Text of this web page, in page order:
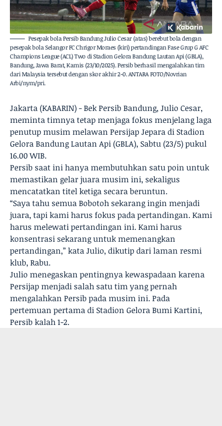
Pesepak bola Persib Bandung Julio Cesar (atas) berebut bola dengan
pesepak bola Selangor FC Chrigor Moraes (kiri) pertandingan Fase Grup G AFC
Champions League (ACL) Two di Stadion Gelora Bandung Lautan Api (GBLA),
Bandung, Jawa Barat, Kamis (23/10/2025). Persib berhasil mengalahkan tim
dari Malaysia tersebut dengan skor akhir 2-0. ANTARA FOTO/Novrian
Arbi/nym/pri.
Jakarta (KABARIN) - Bek Persib Bandung, Julio Cesar,
meminta timnya tetap menjaga fokus menjelang laga
penutup musim melawan Persijap Jepara di Stadion
Gelora Bandung Lautan Api (GBLA), Sabtu (23/5) pukul
16.00 WIB.
Persib saat ini hanya membutuhkan satu poin untuk
memastikan gelar juara musim ini, sekaligus
mencatatkan titel ketiga secara beruntun.
“Saya tahu semua Bobotoh sekarang ingin menjadi
juara, tapi kami harus fokus pada pertandingan. Kami
harus melewati pertandingan ini. Kami harus
konsentrasi sekarang untuk memenangkan
pertandingan,” kata Julio, dikutip dari laman resmi
klub, Rabu.
Julio menegaskan pentingnya kewaspadaan karena
Persijap menjadi salah satu tim yang pernah
mengalahkan Persib pada musim ini. Pada
pertemuan pertama di Stadion Gelora Bumi Kartini,
Persib kalah 1-2.